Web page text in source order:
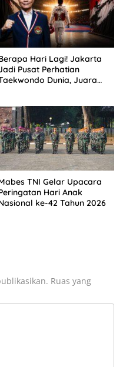
Hari Lagi! Jakarta
Pusat Perhatian
Dunia, Juara
Indonesia Open
TNI Gelar Upacara
Hari Anak
ke-42 Tahun 2026
Ruas yang